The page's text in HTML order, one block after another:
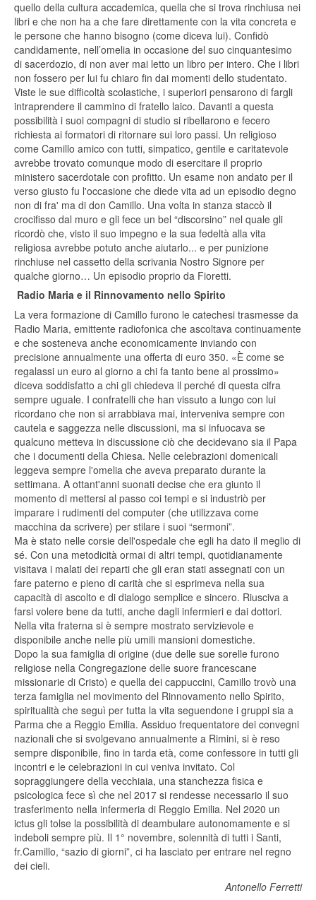
quello della cultura accademica, quella che si trova rinchiusa nei
libri e che non ha a che fare direttamente con la vita concreta e
le persone che hanno bisogno (come diceva lui). Confidò
candidamente, nell’omelia in occasione del suo cinquantesimo
di sacerdozio, di non aver mai letto un libro per intero. Che i libri
non fossero per lui fu chiaro fin dai momenti dello studentato.
Viste le sue difficoltà scolastiche, i superiori pensarono di fargli
intraprendere il cammino di fratello laico. Davanti a questa
possibilità i suoi compagni di studio si ribellarono e fecero
richiesta ai formatori di ritornare sui loro passi. Un religioso
come Camillo amico con tutti, simpatico, gentile e caritatevole
avrebbe trovato comunque modo di esercitare il proprio
ministero sacerdotale con profitto. Un esame non andato per il
verso giusto fu l'occasione che diede vita ad un episodio degno
non di fra' ma di don Camillo. Una volta in stanza staccò il
crocifisso dal muro e gli fece un bel “discorsino” nel quale gli
ricordò che, visto il suo impegno e la sua fedeltà alla vita
religiosa avrebbe potuto anche aiutarlo... e per punizione
rinchiuse nel cassetto della scrivania Nostro Signore per
qualche giorno… Un episodio proprio da Fioretti.
Radio Maria e il Rinnovamento nello Spirito
La vera formazione di Camillo furono le catechesi trasmesse da
Radio Maria, emittente radiofonica che ascoltava continuamente
e che sosteneva anche economicamente inviando con
precisione annualmente una offerta di euro 350. «È come se
regalassi un euro al giorno a chi fa tanto bene al prossimo»
diceva soddisfatto a chi gli chiedeva il perché di questa cifra
sempre uguale. I confratelli che han vissuto a lungo con lui
ricordano che non si arrabbiava mai, interveniva sempre con
cautela e saggezza nelle discussioni, ma si infuocava se
qualcuno metteva in discussione ciò che decidevano sia il Papa
che i documenti della Chiesa. Nelle celebrazioni domenicali
leggeva sempre l'omelia che aveva preparato durante la
settimana. A ottant'anni suonati decise che era giunto il
momento di mettersi al passo coi tempi e si industriò per
imparare i rudimenti del computer (che utilizzava come
macchina da scrivere) per stilare i suoi “sermoni”.
Ma è stato nelle corsie dell'ospedale che egli ha dato il meglio di
sé. Con una metodicità ormai di altri tempi, quotidianamente
visitava i malati dei reparti che gli eran stati assegnati con un
fare paterno e pieno di carità che si esprimeva nella sua
capacità di ascolto e di dialogo semplice e sincero. Riusciva a
farsi volere bene da tutti, anche dagli infermieri e dai dottori.
Nella vita fraterna si è sempre mostrato servizievole e
disponibile anche nelle più umili mansioni domestiche.
Dopo la sua famiglia di origine (due delle sue sorelle furono
religiose nella Congregazione delle suore francescane
missionarie di Cristo) e quella dei cappuccini, Camillo trovò una
terza famiglia nel movimento del Rinnovamento nello Spirito,
spiritualità che seguì per tutta la vita seguendone i gruppi sia a
Parma che a Reggio Emilia. Assiduo frequentatore dei convegni
nazionali che si svolgevano annualmente a Rimini, si è reso
sempre disponibile, fino in tarda età, come confessore in tutti gli
incontri e le celebrazioni in cui veniva invitato. Col
sopraggiungere della vecchiaia, una stanchezza fisica e
psicologica fece sì che nel 2017 si rendesse necessario il suo
trasferimento nella infermeria di Reggio Emilia. Nel 2020 un
ictus gli tolse la possibilità di deambulare autonomamente e si
indeboli sempre più. Il 1° novembre, solennità di tutti i Santi,
fr.Camillo, “sazio di giorni”, ci ha lasciato per entrare nel regno
dei cieli.
Antonello Ferretti